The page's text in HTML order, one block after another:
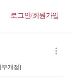
로그인/회원가입
부개정]